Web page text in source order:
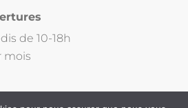
de 10-18h
mois